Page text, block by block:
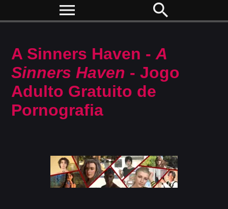
menu search
A Sinners Haven -A
Sinners Haven - Jogo
Adulto Gratuito de
Pornografia